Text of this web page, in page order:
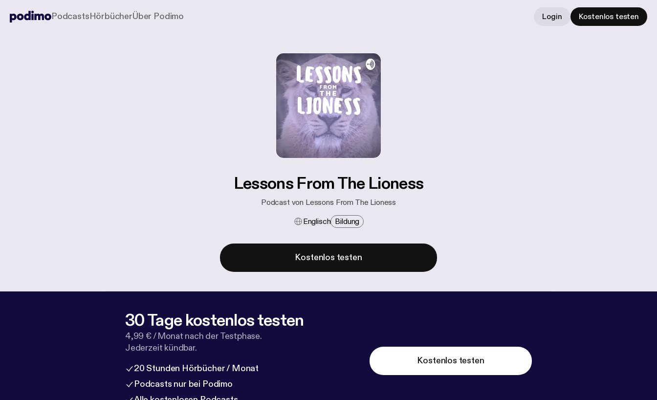
PodcastsHörbücherÜber Podimo Login Kostenlos testen
Lessons From The Lioness
Podcast von Lessons From The Lioness
Englisch Bildung
Kostenlos testen
30 Tage kostenlos testen
4,99 € / Monat nach der Testphase.
Jederzeit kündbar.
20 Stunden Hörbücher / Monat
Podcasts nur bei Podimo
Kostenlos testen